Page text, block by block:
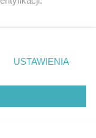
prywatności
zgody
się takiemu
tylko
USTAWIENIA